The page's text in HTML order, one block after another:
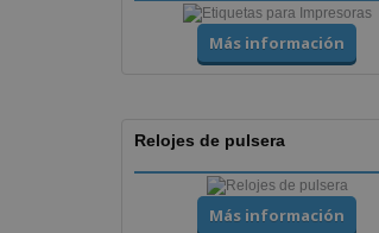
Más información
Relojes de pulsera
Más información